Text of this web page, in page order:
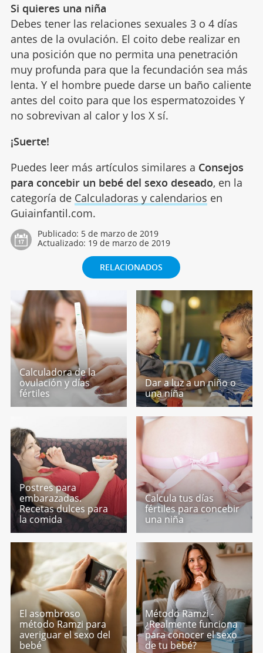
Si quieres una niña
Debes tener las relaciones sexuales 3 o 4 días
antes de la ovulación. El coito debe realizar en
una posición que no permita una penetración
muy profunda para que la fecundación sea más
lenta. Y el hombre puede darse un baño caliente
antes del coito para que los espermatozoides Y
no sobrevivan al calor y los X sí.
¡Suerte!
Puedes leer más artículos similares a Consejos
para concebir un bebé del sexo deseado, en la
categoría de Calculadoras y calendarios en
Guiainfantil.com.
Publicado: 5 de marzo de 2019
Actualizado: 19 de marzo de 2019
RELACIONADOS
Calculadora de la
ovulación y días
fértiles
Dar a luz a un niño o
una niña
Postres para
embarazadas.
Recetas dulces para
la comida
Calcula tus días
fértiles para concebir
una niña
El asombroso
método Ramzi para
averiguar el sexo del
bebé
Método Ramzi -
¿Realmente funciona
para conocer el sexo
de tu bebé?